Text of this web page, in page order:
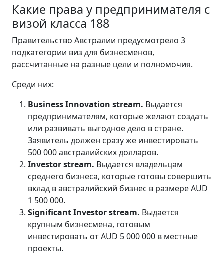
Какие права у предпринимателя с
визой класса 188
Правительство Австралии предусмотрело 3
подкатегории виз для бизнесменов,
рассчитанные на разные цели и полномочия.
Среди них:
Business Innovation stream. Выдается
предпринимателям, которые желают создать
или развивать выгодное дело в стране.
Заявитель должен сразу же инвестировать
500 000 австралийских долларов.
Investor stream. Выдается владельцам
среднего бизнеса, которые готовы совершить
вклад в австралийский бизнес в размере AUD
1 500 000.
Significant Investor stream. Выдается
крупным бизнесмена, готовым
инвестировать от AUD 5 000 000 в местные
проекты.